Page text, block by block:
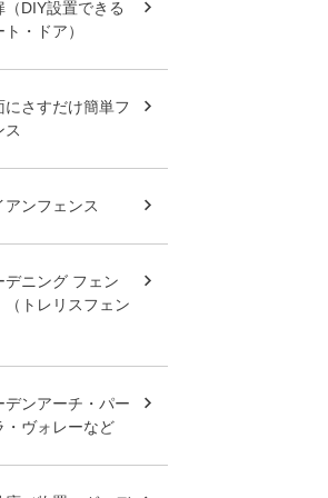
（DIY設置できる
・ドア）
にさすだけ簡単フ
ス
アンフェンス
デニング フェン
トレリスフェン
デンアーチ・パー
・ヴォレーなど